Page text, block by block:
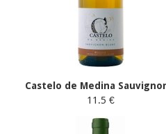
Castelo de Medina
11.5 €